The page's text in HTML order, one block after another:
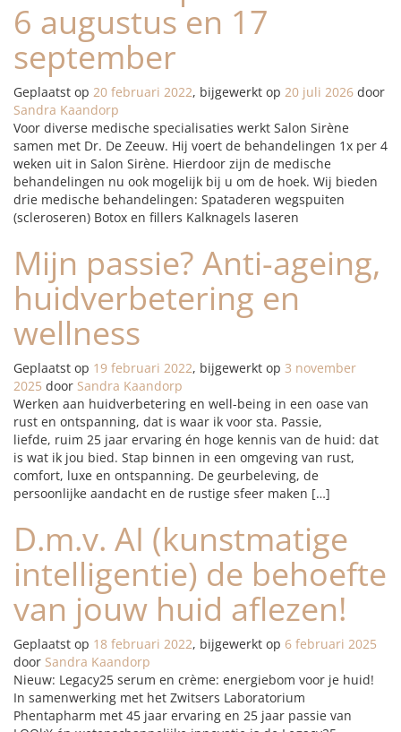
6 augustus en 17
september
Geplaatst op 20 februari 2022, bijgewerkt op 20 juli 2026 door
Sandra Kaandorp
Voor diverse medische specialisaties werkt Salon Sirène
samen met Dr. De Zeeuw. Hij voert de behandelingen 1x per 4
weken uit in Salon Sirène. Hierdoor zijn de medische
behandelingen nu ook mogelijk bij u om de hoek. Wij bieden
drie medische behandelingen: Spataderen wegspuiten
(scleroseren) Botox en fillers Kalknagels laseren
Mijn passie? Anti-ageing,
huidverbetering en
wellness
Geplaatst op 19 februari 2022, bijgewerkt op 3 november
2025 door Sandra Kaandorp
Werken aan huidverbetering en well-being in een oase van
rust en ontspanning, dat is waar ik voor sta. Passie,
liefde, ruim 25 jaar ervaring én hoge kennis van de huid: dat
is wat ik jou bied. Stap binnen in een omgeving van rust,
comfort, luxe en ontspanning. De geurbeleving, de
persoonlijke aandacht en de rustige sfeer maken […]
D.m.v. AI (kunstmatige
intelligentie) de behoefte
van jouw huid aflezen!
Geplaatst op 18 februari 2022, bijgewerkt op 6 februari 2025
door Sandra Kaandorp
Nieuw: Legacy25 serum en crème: energiebom voor je huid!
In samenwerking met het Zwitsers Laboratorium
Phentapharm met 45 jaar ervaring en 25 jaar passie van